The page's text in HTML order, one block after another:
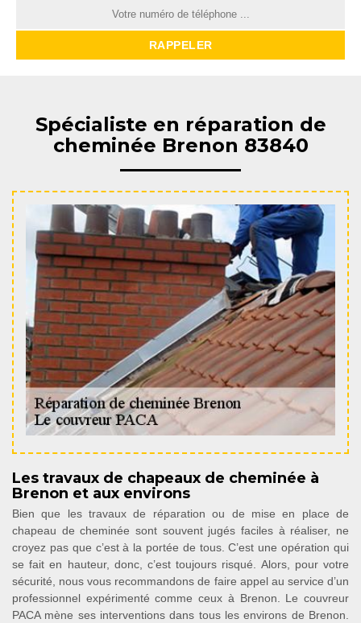
Spécialiste en réparation de
cheminée Brenon 83840
Les travaux de chapeaux de cheminée à
Brenon et aux environs
Bien que les travaux de réparation ou de mise en place de
chapeau de cheminée sont souvent jugés faciles à réaliser, ne
croyez pas que c’est à la portée de tous. C’est une opération qui
se fait en hauteur, donc, c’est toujours risqué. Alors, pour votre
sécurité, nous vous recommandons de faire appel au service d’un
professionnel expérimenté comme ceux à Brenon. Le couvreur
PACA mène ses interventions dans tous les environs de Brenon.